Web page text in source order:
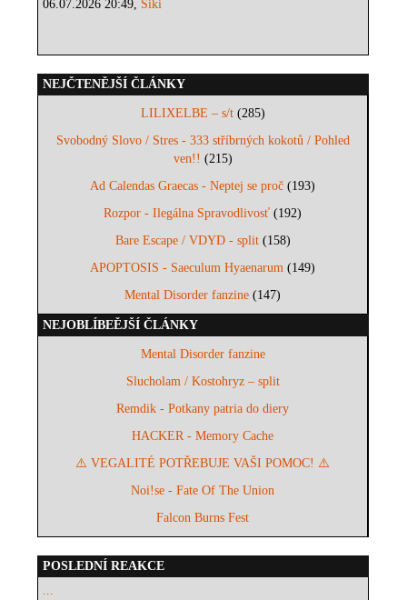
06.07.2026 20:49, Siki
NEJČTENĚJŠÍ ČLÁNKY
LILIXELBE – s/t(285)
Svobodný Slovo / Stres - 333 stříbrných kokotů / Pohled
ven!! (215)
Ad Calendas Graecas - Neptej se proč (193)
Rozpor - Ilegálna Spravodlivosť (192)
Bare Escape / VDYD - split(158)
APOPTOSIS - Saeculum Hyaenarum (149)
Mental Disorder fanzine (147)
NEJOBLÍBEĚJŠÍ ČLÁNKY
Mental Disorder fanzine
Slucholam / Kostohryz – split
Remdik - Potkany patria do diery
HACKER - Memory Cache
⚠️ VEGALITÉ POTŘEBUJE VAŠI POMOC! ⚠️
Noi!se - Fate Of The Union
Falcon Burns Fest
POSLEDNÍ REAKCE
...